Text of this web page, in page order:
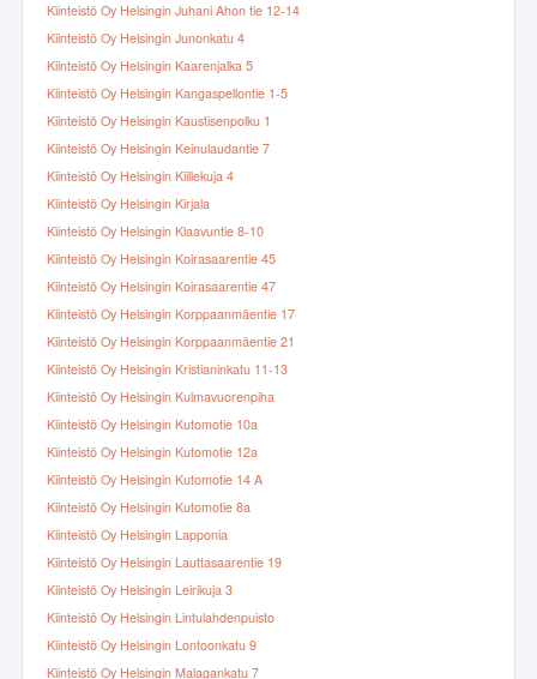
Kiinteistö Oy Helsingin Juhani Ahon tie 12-14
Kiinteistö Oy Helsingin Junonkatu 4
Kiinteistö Oy Helsingin Kaarenjalka 5
Kiinteistö Oy Helsingin Kangaspellontie 1-5
Kiinteistö Oy Helsingin Kaustisenpolku 1
Kiinteistö Oy Helsingin Keinulaudantie 7
Kiinteistö Oy Helsingin Kiillekuja 4
Kiinteistö Oy Helsingin Kirjala
Kiinteistö Oy Helsingin Klaavuntie 8-10
Kiinteistö Oy Helsingin Koirasaarentie 45
Kiinteistö Oy Helsingin Koirasaarentie 47
Kiinteistö Oy Helsingin Korppaanmäentie 17
Kiinteistö Oy Helsingin Korppaanmäentie 21
Kiinteistö Oy Helsingin Kristianinkatu 11-13
Kiinteistö Oy Helsingin Kulmavuorenpiha
Kiinteistö Oy Helsingin Kutomotie 10a
Kiinteistö Oy Helsingin Kutomotie 12a
Kiinteistö Oy Helsingin Kutomotie 14 A
Kiinteistö Oy Helsingin Kutomotie 8a
Kiinteistö Oy Helsingin Lapponia
Kiinteistö Oy Helsingin Lauttasaarentie 19
Kiinteistö Oy Helsingin Leirikuja 3
Kiinteistö Oy Helsingin Lintulahdenpuisto
Kiinteistö Oy Helsingin Lontoonkatu 9
Kiinteistö Oy Helsingin Malagankatu 7